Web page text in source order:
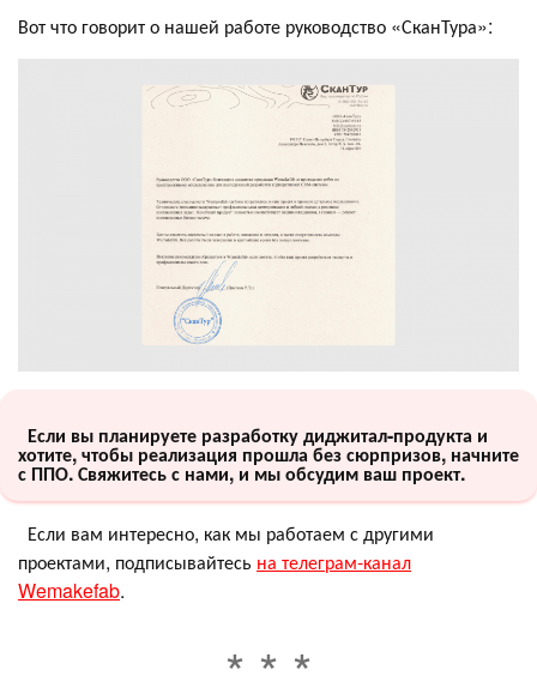
Вот что говорит о нашей работе руководство «СканТура»:
Если вы планируете разработку диджитал-продукта и
хотите, чтобы реализация прошла без сюрпризов, начните
с ППО. Свяжитесь с нами, и мы обсудим ваш проект.
Если вам интересно, как мы работаем с другими
проектами, подписывайтесь на телеграм-канал
Wemakefab.